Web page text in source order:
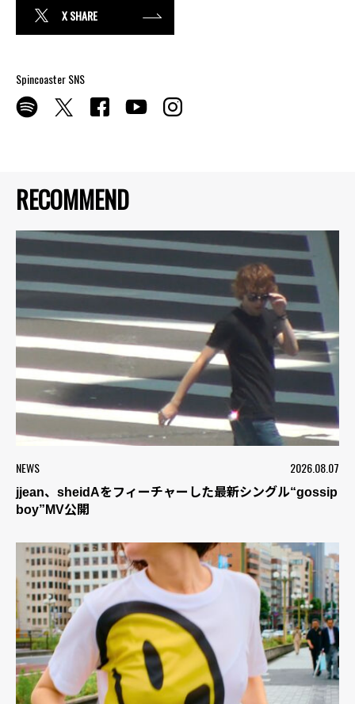
RECOMMEND
NEWS 2026.08.07
jjean、sheidAをフィーチャーした最新シングル“gossip
boy”MV公開
X SHARE
Spincoaster SNS